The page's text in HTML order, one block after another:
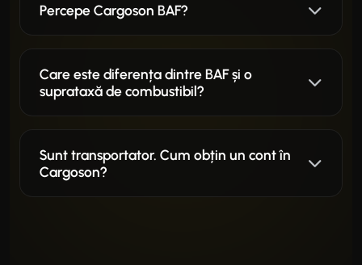
Percepe Cargoson BAF?
Care este diferența dintre BAF și o
suprataxă de combustibil?
Sunt transportator. Cum obțin un cont în
Cargoson?